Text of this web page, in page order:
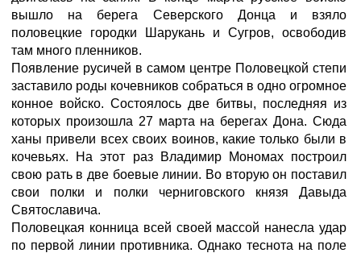
вышло на берега Северского Донца и взяло
половецкие городки Шарукань и Сугров, освободив
там много пленников.
Появление русичей в самом центре Половецкой степи
заставило роды кочевников собраться в одно огромное
конное войско. Состоялось две битвы, последняя из
которых произошла 27 марта на берегах Дона. Сюда
ханы привели всех своих воинов, какие только были в
кочевьях. На этот раз Владимир Мономах построил
свою рать в две боевые линии. Во вторую он поставил
свои полки и полки черниговского князя Давыда
Святославича.
Половецкая конница всей своей массой нанесла удар
по первой линии противника. Однако теснота на поле